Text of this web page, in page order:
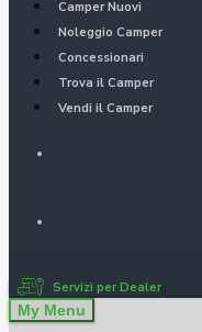
Camper Nuovi
Noleggio Camper
Concessionari
Trova il Camper
Vendi il Camper
Servizi per Dealer
My Menu